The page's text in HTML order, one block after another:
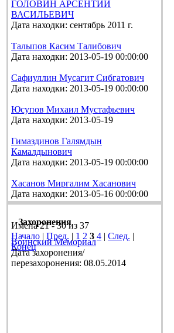
ГОЛОВИН АРСЕНТИЙ
ВАСИЛЬЕВИЧ
Дата находки: сентябрь 2011 г.
Талыпов Касим Талибович
Дата находки: 2013-05-19 00:00:00
Сафиуллин Мусагит Сибгатович
Дата находки: 2013-05-19 00:00:00
Юсупов Михаил Мустафьевич
Дата находки: 2013-05-19
Гимаздинов Галямдын
Камалдынович
Дата находки: 2013-05-19 00:00:00
Хасанов Миргалим Хасанович
Дата находки: 2013-05-16 00:00:00
Имена 21 - 30 из 37
Начало | Пред. | 1 2 3 4 | След. |
Конец
Захоронения
Воинский Мемориал
Дата захоронения/
перезахоронения: 08.05.2014